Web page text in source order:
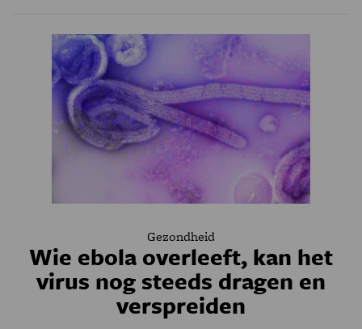
Gezondheid
Wie ebola overleeft, kan het
virus nog steeds dragen en
verspreiden